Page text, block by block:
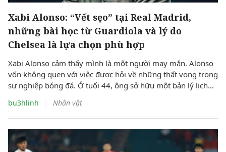
Xabi Alonso: “Vết sẹo” tại Real Madrid,
những bài học từ Guardiola và lý do
Chelsea là lựa chọn phù hợp
Xabi Alonso cảm thấy mình là một người may mắn. Alonso
vốn không quen với việc được hỏi về những thất vọng trong
sự nghiệp bóng đá. Ở tuổi 44, ông sở hữu một bản lý lịch
thao này.
bu3hlinh Nhân vật